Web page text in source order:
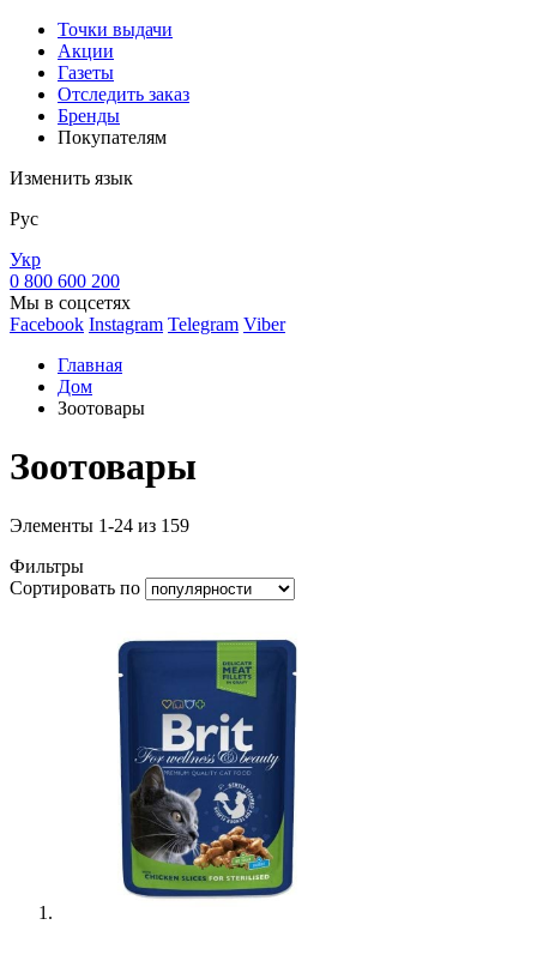
Точки выдачи
Акции
Газеты
Отследить заказ
Бренды
Покупателям
Изменить язык
Рус
Укр
0 800 600 200
Мы в соцсетях
Facebook Instagram Telegram Viber
Главная
Дом
Зоотовары
Зоотовары
Элементы 1-24 из 159
Фильтры
Сортировать по